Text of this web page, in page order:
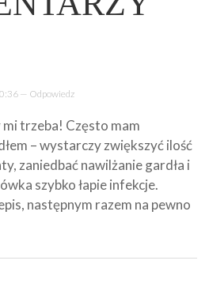
— Odpowiedz
trzeba! Często mam
– wystarczy zwiększyć ilość
zaniedbać nawilżanie gardła i
szybko łapie infekcje.
następnym razem na pewno